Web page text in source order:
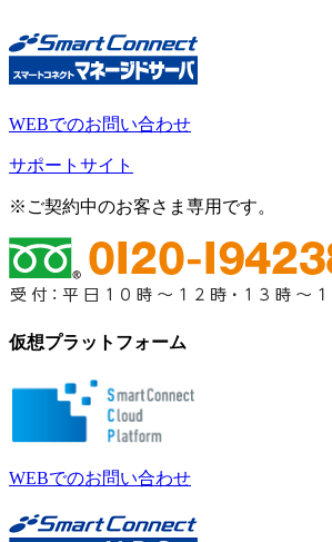
WEBでのお問い合わせ
サポートサイト
※ご契約中のお客さま専用です。
仮想プラットフォーム
WEBでのお問い合わせ